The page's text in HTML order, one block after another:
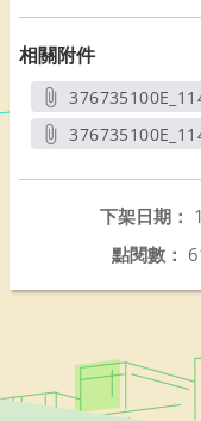
相關附件
下架日期：
點閱數：